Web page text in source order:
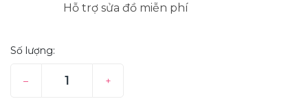
Hỗ trợ sửa đồ miễn phí
Số lượng:
– +